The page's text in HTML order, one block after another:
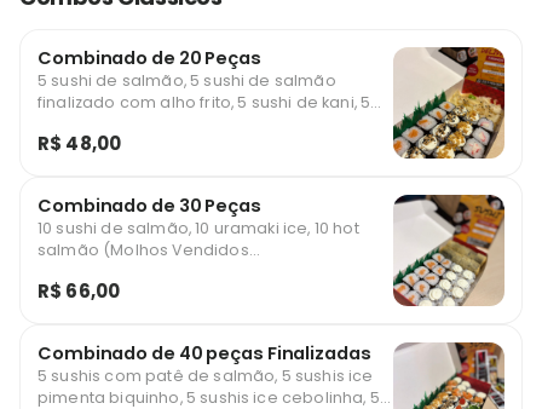
Combinado de 20 Peças
5 sushi de salmão, 5 sushi de salmão
finalizado com alho frito, 5 sushi de kani, 5
(Molhos Vendidos Separadamente)
R$ 48,00
Combinado de 30 Peças
10 sushi de salmão, 10 uramaki ice, 10 hot
salmão (Molhos Vendidos
R$ 66,00
Combinado de 40 peças Finalizadas
5 sushis com patê de salmão, 5 sushis ice
pimenta biquinho, 5 sushis ice cebolinha, 5